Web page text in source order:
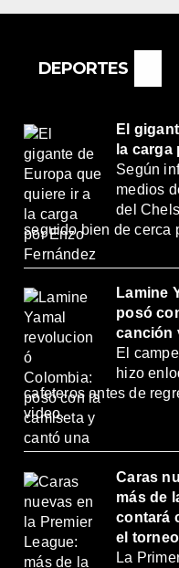
MUY
DEPORTES
El
la carga
Según
medios
del
seguido bien de cerca
Lamine
posó
canción
El
hizo
cafeteros antes de
video.
Caras
más de
contará
el torneo
La